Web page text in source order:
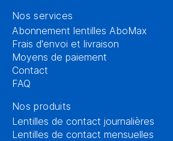
Nos services
Abonnement lentilles AboMax
Frais d'envoi et livraison
Moyens de paiement
Contact
FAQ
Nos produits
Lentilles de contact journalières
Lentilles de contact mensuelles